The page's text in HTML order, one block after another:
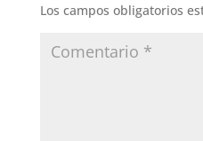
Los campos obligatorios